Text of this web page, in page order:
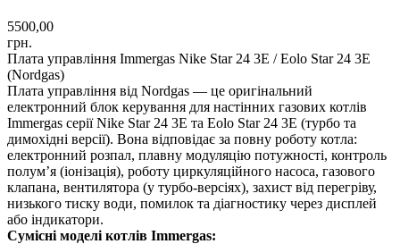
5500,00
грн.
Плата управління Immergas Nike Star 24 3E / Eolo Star 24 3E
(Nordgas)
Плата управління від Nordgas — це оригінальний
електронний блок керування для настінних газових котлів
Immergas серії Nike Star 24 3E та Eolo Star 24 3E (турбо та
димохідні версії). Вона відповідає за повну роботу котла:
електронний розпал, плавну модуляцію потужності, контроль
полум’я (іонізація), роботу циркуляційного насоса, газового
клапана, вентилятора (у турбо-версіях), захист від перегріву,
низького тиску води, помилок та діагностику через дисплей
або індикатори.
Сумісні моделі котлів Immergas: